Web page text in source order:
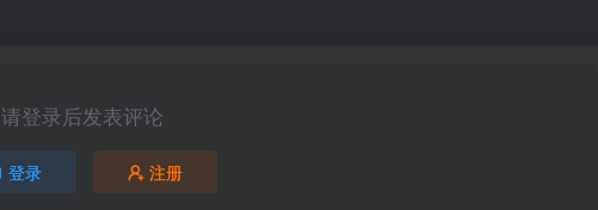
请登录后发表评论
登录 注册